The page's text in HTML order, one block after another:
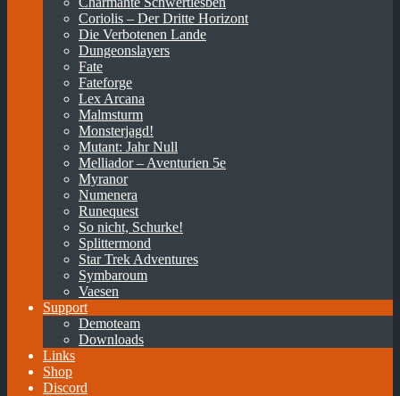
Coriolis – Der Dritte Horizont
Die Verbotenen Lande
Dungeonslayers
Fate
Fateforge
Lex Arcana
Malmsturm
Monsterjagd!
Mutant: Jahr Null
Melliador – Aventurien 5e
Myranor
Numenera
Runequest
So nicht, Schurke!
Splittermond
Star Trek Adventures
Symbaroum
Vaesen
Support
Demoteam
Downloads
Links
Shop
Discord